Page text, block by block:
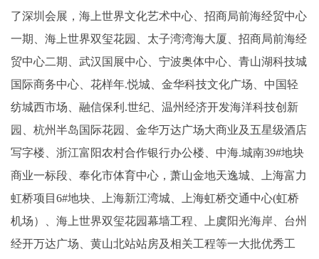
了深圳会展，海上世界文化艺术中心、招商局前海经贸中心
一期、海上世界双玺花园、太子湾湾海大厦、招商局前海经
贸中心二期、武汉国展中心、宁波奥体中心、青山湖科技城
国际商务中心、花样年.悦城、金华科技文化广场、中国轻
纺城西市场、融信保利.世纪、温州经济开发海洋科技创新
园、杭州半岛国际花园、金华万达广场大商业及五星级酒店
写字楼、浙江富阳农村合作银行办公楼、中海.城南39#地块
商业一标段、奉化市体育中心，萧山金地天逸城、上海富力
虹桥项目6#地块、上海新江湾城、上海虹桥交通中心(虹桥
机场）、海上世界双玺花园幕墙工程、上虞阳光海岸、台州
经开万达广场、黄山北站站房及相关工程等一大批优秀工